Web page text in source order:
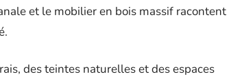
et le mobilier en bois massif racontent
des teintes naturelles et des espaces